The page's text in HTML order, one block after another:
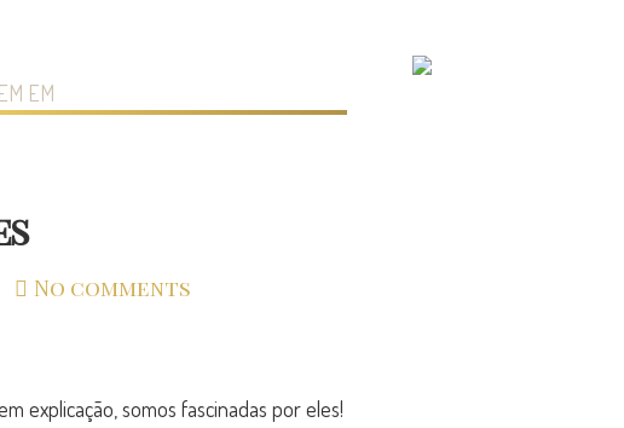
EM
No comments
explicação, somos fascinadas por eles!